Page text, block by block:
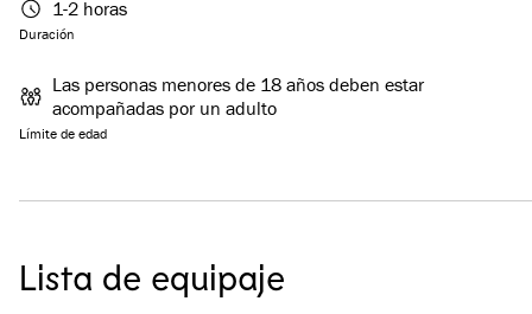
Duración
1-2 horas
Límite de edad
Las personas menores de 18 años deben estar
acompañadas por un adulto
Lista de equipaje